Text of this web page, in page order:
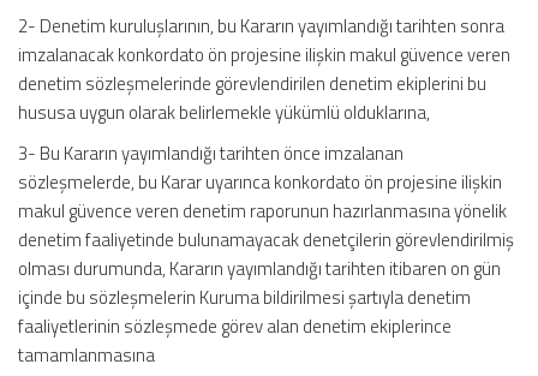
2- Denetim kuruluşlarının, bu Kararın yayımlandığı tarihten sonra
imzalanacak konkordato ön projesine ilişkin makul güvence veren
denetim sözleşmelerinde görevlendirilen denetim ekiplerini bu
hususa uygun olarak belirlemekle yükümlü olduklarına,
3- Bu Kararın yayımlandığı tarihten önce imzalanan
sözleşmelerde, bu Karar uyarınca konkordato ön projesine ilişkin
makul güvence veren denetim raporunun hazırlanmasına yönelik
denetim faaliyetinde bulunamayacak denetçilerin görevlendirilmiş
olması durumunda, Kararın yayımlandığı tarihten itibaren on gün
içinde bu sözleşmelerin Kuruma bildirilmesi şartıyla denetim
faaliyetlerinin sözleşmede görev alan denetim ekiplerince
tamamlanmasına